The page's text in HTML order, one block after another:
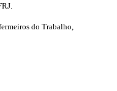
do Trabalho,